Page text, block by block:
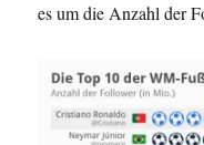
es um die Anzahl der